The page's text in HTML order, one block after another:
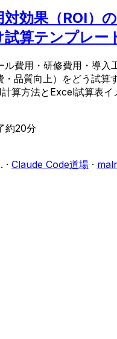
効果（ROI）
試算テンプレー
ル費用・研修費用・導入
・品質向上）をどう試算
算方法とExcel試算表イ
約20分
· Claude Code道場 ·